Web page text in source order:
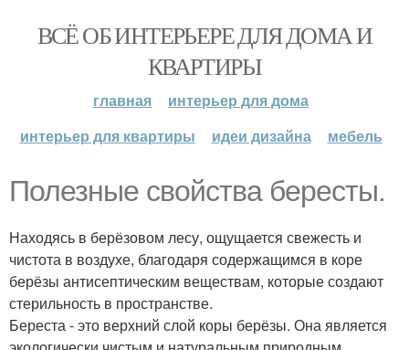
ВСЁ ОБ ИНТЕРЬЕРЕ ДЛЯ ДОМА И
КВАРТИРЫ
главная
интерьер для дома
интерьер для квартиры
идеи дизайна мебель
Полезные свойства бересты.
Находясь в берёзовом лесу, ощущается свежесть и
чистота в воздухе, благодаря содержащимся в коре
берёзы антисептическим веществам, которые создают
стерильность в пространстве.
Береста - это верхний слой коры берёзы. Она является